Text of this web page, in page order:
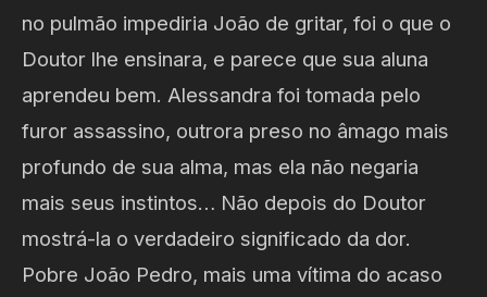
no pulmão impediria João de gritar, foi o que o
Doutor lhe ensinara, e parece que sua aluna
aprendeu bem. Alessandra foi tomada pelo
furor assassino, outrora preso no âmago mais
profundo de sua alma, mas ela não negaria
mais seus instintos… Não depois do Doutor
mostrá-la o verdadeiro significado da dor.
Pobre João Pedro, mais uma vítima do acaso